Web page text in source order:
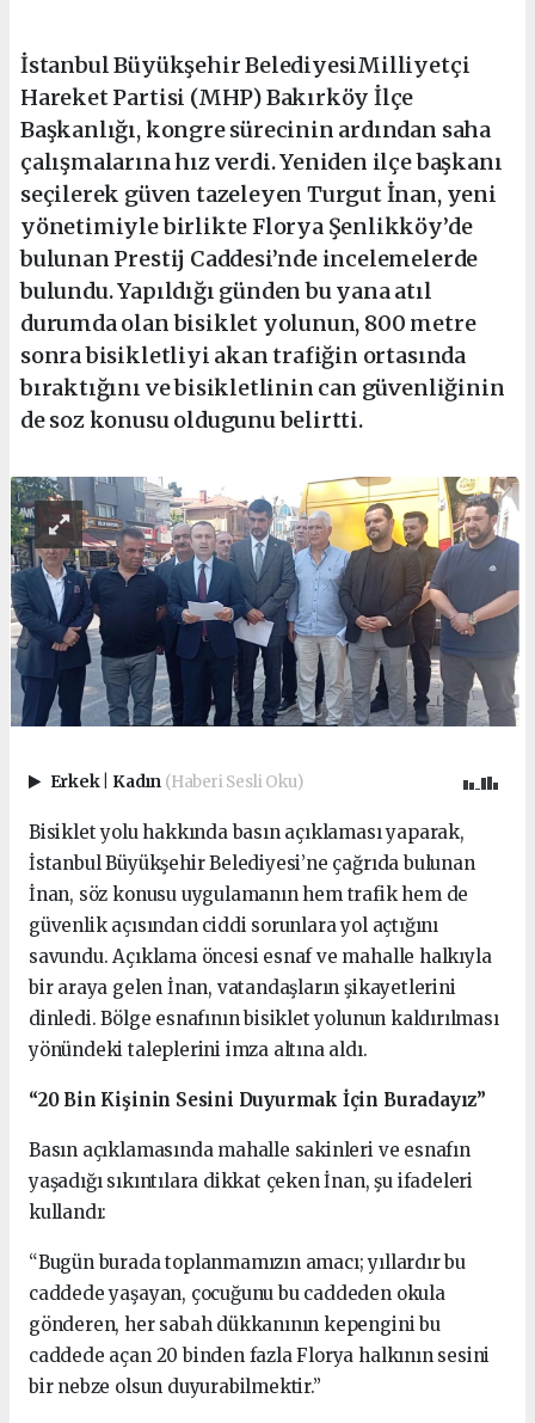
İstanbul Büyükşehir BelediyesiMilliyetçi
Hareket Partisi (MHP) Bakırköy İlçe
Başkanlığı, kongre sürecinin ardından saha
çalışmalarına hız verdi. Yeniden ilçe başkanı
seçilerek güven tazeleyen Turgut İnan, yeni
yönetimiyle birlikte Florya Şenlikköy’de
bulunan Prestij Caddesi’nde incelemelerde
bulundu. Yapıldığı günden bu yana atıl
durumda olan bisiklet yolunun, 800 metre
sonra bisikletliyi akan trafiğin ortasında
bıraktığını ve bisikletlinin can güvenliğinin
de soz konusu oldugunu belirtti.
Erkek Kadın (Haberi Sesli Oku)
Bisiklet yolu hakkında basın açıklaması yaparak,
İstanbul Büyükşehir Belediyesi’ne çağrıda bulunan
İnan, söz konusu uygulamanın hem trafik hem de
güvenlik açısından ciddi sorunlara yol açtığını
savundu. Açıklama öncesi esnaf ve mahalle halkıyla
bir araya gelen İnan, vatandaşların şikayetlerini
dinledi. Bölge esnafının bisiklet yolunun kaldırılması
yönündeki taleplerini imza altına aldı.
“20 Bin Kişinin Sesini Duyurmak İçin Buradayız”
Basın açıklamasında mahalle sakinleri ve esnafın
yaşadığı sıkıntılara dikkat çeken İnan, şu ifadeleri
kullandı:
“Bugün burada toplanmamızın amacı; yıllardır bu
caddede yaşayan, çocuğunu bu caddeden okula
gönderen, her sabah dükkanının kepengini bu
caddede açan 20 binden fazla Florya halkının sesini
bir nebze olsun duyurabilmektir.”